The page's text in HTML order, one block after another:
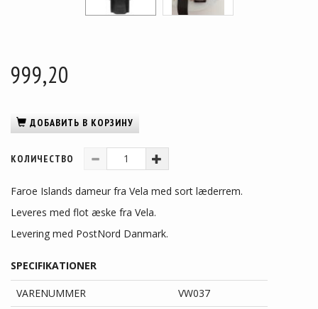
999,20
ДОБАВИТЬ В КОРЗИНУ
КОЛИЧЕСТВО
Faroe Islands dameur fra Vela med sort læderrem.
Leveres med flot æske fra Vela.
Levering med PostNord Danmark.
SPECIFIKATIONER
VARENUMMER
VW037